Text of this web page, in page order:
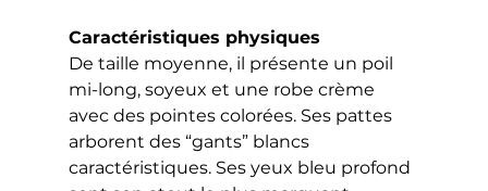
Caractéristiques physiques
De taille moyenne, il présente un poil
mi-long, soyeux et une robe crème
avec des pointes colorées. Ses pattes
arborent des “gants” blancs
caractéristiques. Ses yeux bleu profond